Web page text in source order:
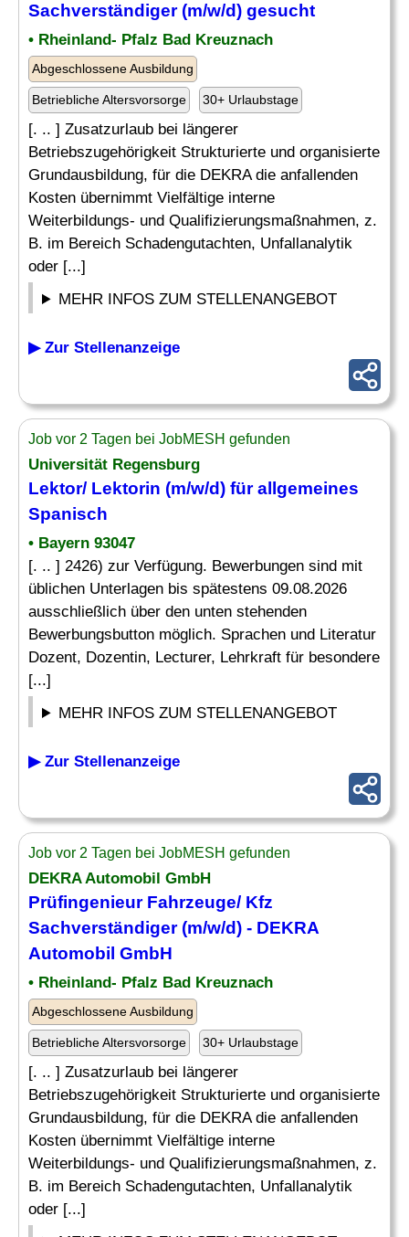
Sachverständiger (m/w/d) gesucht
• Rheinland- Pfalz Bad Kreuznach
Abgeschlossene Ausbildung
Betriebliche Altersvorsorge 30+ Urlaubstage
[. .. ] Zusatzurlaub bei längerer
Betriebszugehörigkeit Strukturierte und organisierte
Grundausbildung, für die DEKRA die anfallenden
Kosten übernimmt Vielfältige interne
Weiterbildungs- und Qualifizierungsmaßnahmen, z.
B. im Bereich Schadengutachten, Unfallanalytik
oder [...]
MEHR INFOS ZUM STELLENANGEBOT
▶ Zur Stellenanzeige
Job vor 2 Tagen bei JobMESH gefunden
Universität Regensburg
Lektor/ Lektorin (m/w/d) für allgemeines
Spanisch
• Bayern 93047
[. .. ] 2426) zur Verfügung. Bewerbungen sind mit
üblichen Unterlagen bis spätestens 09.08.2026
ausschließlich über den unten stehenden
Bewerbungsbutton möglich. Sprachen und Literatur
Dozent, Dozentin, Lecturer, Lehrkraft für besondere
[...]
MEHR INFOS ZUM STELLENANGEBOT
▶ Zur Stellenanzeige
Job vor 2 Tagen bei JobMESH gefunden
DEKRA Automobil GmbH
Prüfingenieur Fahrzeuge/ Kfz
Sachverständiger (m/w/d) - DEKRA
Automobil GmbH
• Rheinland- Pfalz Bad Kreuznach
Abgeschlossene Ausbildung
Betriebliche Altersvorsorge 30+ Urlaubstage
[. .. ] Zusatzurlaub bei längerer
Betriebszugehörigkeit Strukturierte und organisierte
Grundausbildung, für die DEKRA die anfallenden
Kosten übernimmt Vielfältige interne
Weiterbildungs- und Qualifizierungsmaßnahmen, z.
B. im Bereich Schadengutachten, Unfallanalytik
oder [...]